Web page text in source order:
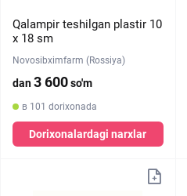
Qalampir teshilgan plastir 10
х 18 sm
Novosibximfarm (Rossiya)
dan3 600so'm
в 101 dorixonada
Dorixonalardagi narxlar